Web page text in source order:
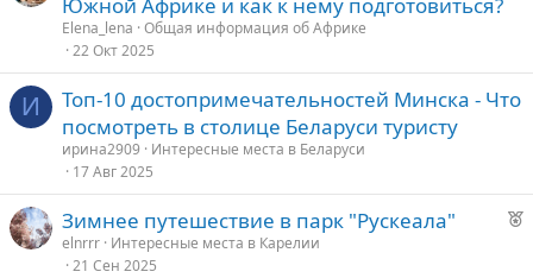
Elena_lena Общая информация об Африке
22 Окт 2025
И
Топ-10 достопримечательностей Минска - Что
посмотреть в столице Беларуси туристу
ирина2909
Интересные места в Беларуси
17 Авг 2025
Р
Зимнее путешествие в парк "Рускеала"
elnrrr Интересные места в Карелии
21 Сен 2025